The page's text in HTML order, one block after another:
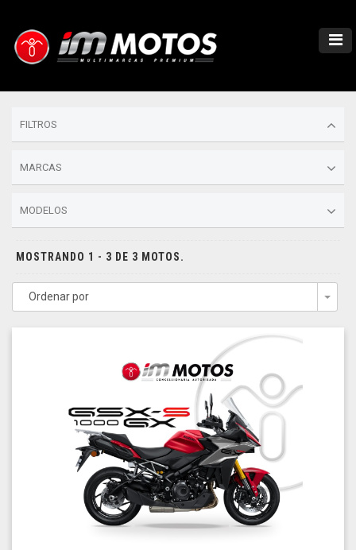
FILTROS
MARCAS
MODELOS
MOSTRANDO 1 - 3 DE 3 MOTOS.
Ordenar por